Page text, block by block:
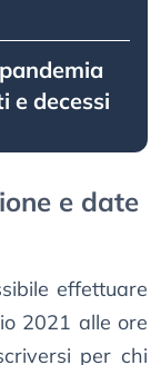
e decessi
e date
effettuare
2021 alle ore
per chi